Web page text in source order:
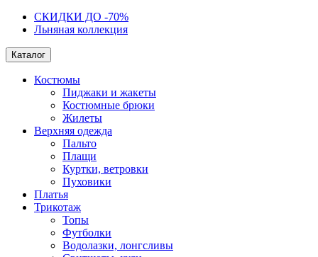
СКИДКИ ДО -70%
Льняная коллекция
Каталог
Костюмы
Пиджаки и жакеты
Костюмные брюки
Жилеты
Верхняя одежда
Пальто
Плащи
Куртки, ветровки
Пуховики
Платья
Трикотаж
Топы
Футболки
Водолазки, лонгсливы